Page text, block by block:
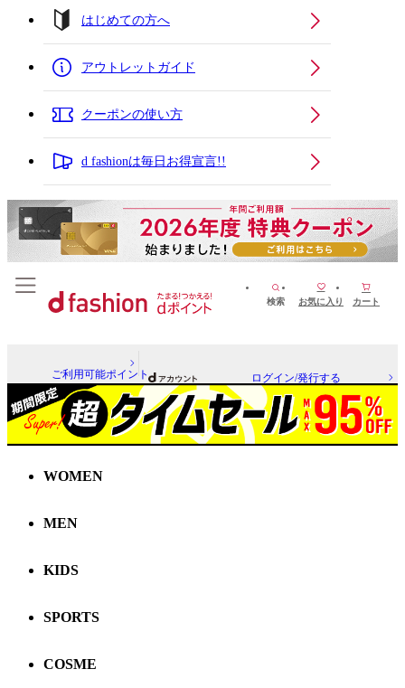
はじめての方へ
アウトレットガイド
クーポンの使い方
d fashionは毎日お得宣言!!
検索 お気に入り カート
ご利用可能ポイント ログイン/発行する
WOMEN
MEN
KIDS
SPORTS
COSME